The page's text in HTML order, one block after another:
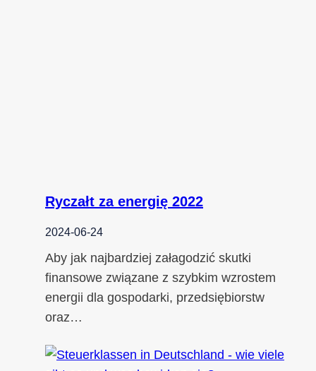
Ryczałt za energię 2022
2024-06-24
Aby jak najbardziej załagodzić skutki
finansowe związane z szybkim wzrostem
energii dla gospodarki, przedsiębiorstw
oraz…